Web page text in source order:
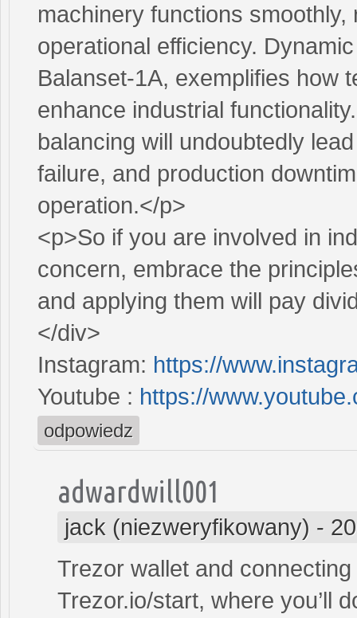
machinery functions
operational efficiency.
Balanset-1A, exemplifies how
enhance industrial
balancing will undoubtedly
failure, and production
operation.</p>
<p>So if you are involved in
concern, embrace the
and applying them will pay
</div>
Instagram: https://
Youtube : https://
odpowiedz
adwardwill001
jack (niezweryfikowany) -
Trezor wallet and
Trezor.io/start, where you’ll